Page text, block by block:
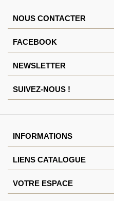
NOUS CONTACTER
FACEBOOK
NEWSLETTER
SUIVEZ-NOUS !
INFORMATIONS
LIENS CATALOGUE
VOTRE ESPACE